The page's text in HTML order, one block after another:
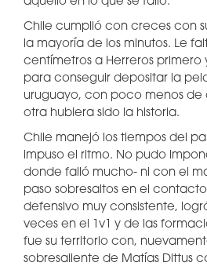
Chile cumplió con creces con
la mayoría de los minutos. Le
centímetros a Herreros primero
para conseguir depositar la
uruguayo, con poco menos de
otra hubiera sido la historia.
Chile manejó los tiempos del
impuso el ritmo. No pudo
donde falló mucho- ni con el
paso sobresaltos en el
defensivo muy consistente,
veces en el 1v1 y de las
fue su territorio con,
sobresaliente de Matías Dittus